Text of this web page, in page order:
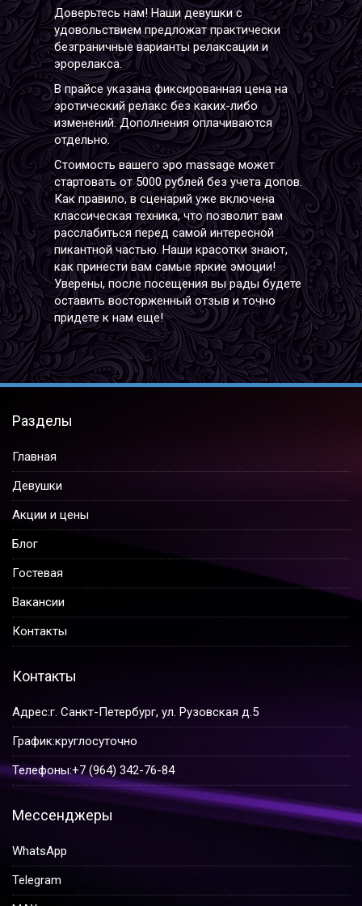
Доверьтесь нам! Наши девушки с
удовольствием предложат практически
безграничные варианты релаксации и
эрорелакса.
В прайсе указана фиксированная цена на
эротический релакс без каких-либо
изменений. Дополнения оплачиваются
отдельно.
Стоимость вашего эро massage может
стартовать от 5000 рублей без учета допов.
Как правило, в сценарий уже включена
классическая техника, что позволит вам
расслабиться перед самой интересной
пикантной частью. Наши красотки знают,
как принести вам самые яркие эмоции!
Уверены, после посещения вы рады будете
оставить восторженный отзыв и точно
придете к нам еще!
Разделы
Главная
Девушки
Акции и цены
Блог
Гостевая
Вакансии
Контакты
Контакты
Адрес:г. Санкт-Петербург, ул. Рузовская д.5
График:круглосуточно
Телефоны:+7 (964) 342-76-84
Мессенджеры
WhatsApp
Telegram